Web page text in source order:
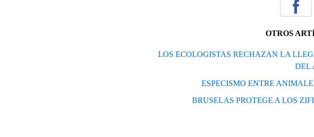
OTROS
LOS ECOLOGISTAS RECHAZAN LA
DEL
ESPECISMO ENTRE
BRUSELAS PROTEGE A LOS